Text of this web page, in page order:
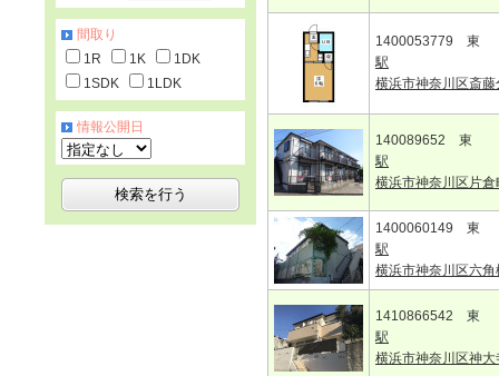
1400053779 東
駅
横浜市神奈川区斎藤
140089652 東
駅
横浜市神奈川区片
1400060149 東
駅
横浜市神奈川区六
1410866542 東
駅
横浜市神奈川区神
間取り
1R
1K
1DK
1SDK
1LDK
情報公開日